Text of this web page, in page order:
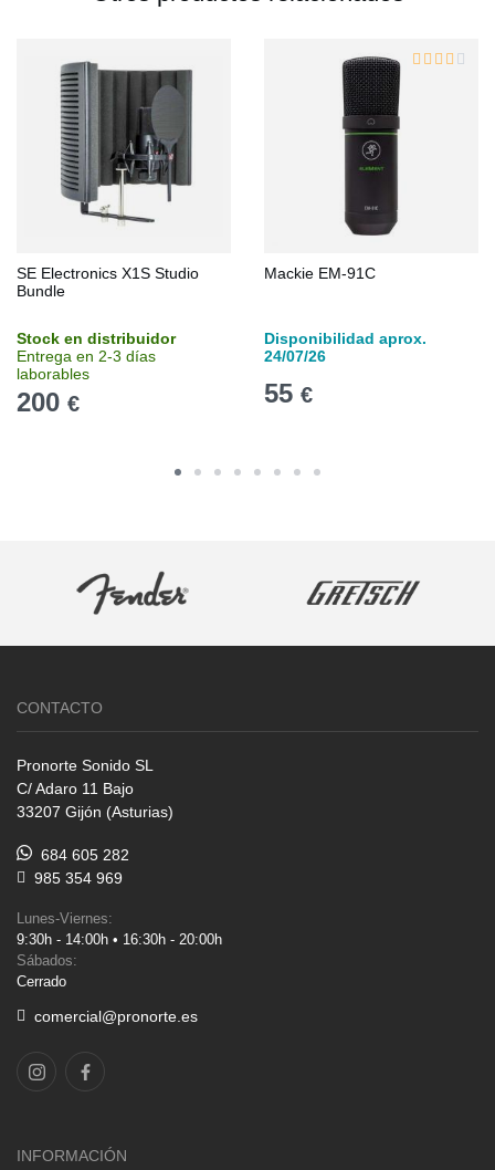
SE Electronics X1S Studio
Bundle
Stock en distribuidor
Entrega en 2-3 días
laborables
200 €
Mackie EM-91C
Disponibilidad aprox.
24/07/26
55 €
CONTACTO
Pronorte Sonido SL
C/ Adaro 11 Bajo
33207 Gijón (Asturias)
684 605 282
985 354 969
Lunes-Viernes:
9:30h - 14:00h • 16:30h - 20:00h
Sábados:
Cerrado
comercial@pronorte.es
INFORMACIÓN